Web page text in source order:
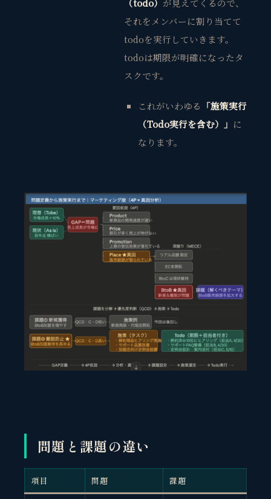
（todo） が見えてくるので、
それをメンバーに割り当てて
todoを実行していきます。
todoは期限が明確になったタ
スクです。
これがいわゆる 「施策実行
（Todo実行を含む）」 に
なります。
問題と課題の違い
項目 問題 課題